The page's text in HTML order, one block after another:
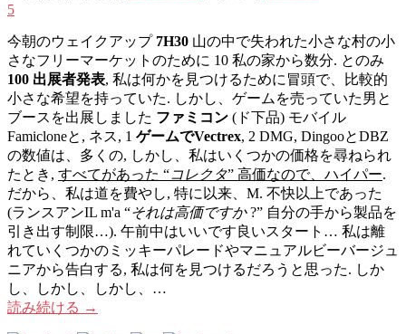
5
今朝のウェイクアップ 7H30 山の中で失われた小さな村の小
さなフリーマーケットのために 10 私の家から数分. とのみ
100 出展者発表, 私は何かを見つけるために冒頭で、比較的
小さな希望を持っていた. しかし、ゲームを売っていた男と
ブースを出展しました ファミコン (ド下品) モバイル
Famicloneと, ネス, 1 ゲームでVectrex, 2 DMG, DingooとDBZ
の数値は、多くの, しかし、私はいくつかの価格を尋ねられ
たとき, すべてがあった “コレクタ” 高価なので、ハイパー.
だから、私は道を費やし, 特に以来、M. 不快以上であった
(ランスアンIL m'a “それは高価ですか?” 自分の手から製品を
引き出す制限…). 午前中はいいです良いスタート… 私は離
れていくつかのミッキーパレードやマニュアルビーバージュ
ニアから告白する, 私は何を見つけるだろうと思った. しか
し、しかし、しかし、…
読み続ける →